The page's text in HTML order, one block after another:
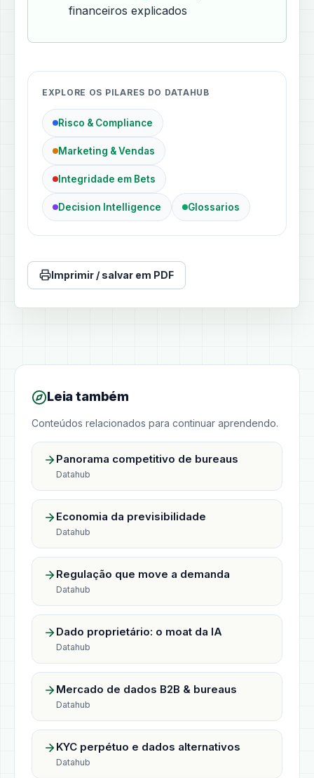
financeiros explicados
EXPLORE OS PILARES DO DATAHUB
Risco & Compliance
Marketing & Vendas
Integridade em Bets
Decision Intelligence Glossarios
Imprimir / salvar em PDF
Leia também
Conteúdos relacionados para continuar aprendendo.
Panorama competitivo de bureaus
Datahub
Economia da previsibilidade
Datahub
Regulação que move a demanda
Datahub
Dado proprietário: o moat da IA
Datahub
Mercado de dados B2B & bureaus
Datahub
KYC perpétuo e dados alternativos
Datahub